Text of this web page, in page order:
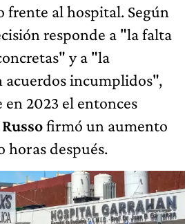
frente al hospital. Según
responde a "la falta
y a "la
acuerdos incumplidos",
2023 el entonces
firmó un aumento
horas después.